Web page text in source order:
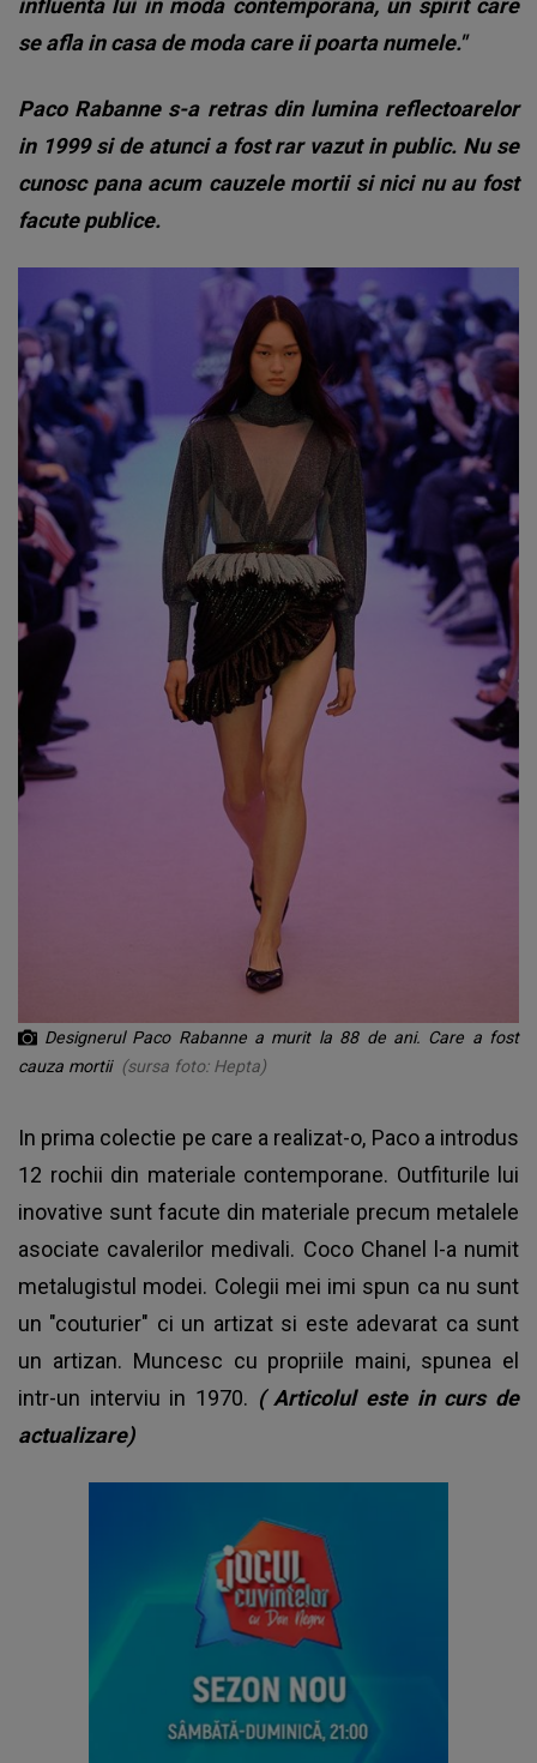
influenta lui in moda contemporana, un spirit care
se afla in casa de moda care ii poarta numele."
Paco Rabanne s-a retras din lumina reflectoarelor
in 1999 si de atunci a fost rar vazut in public. Nu se
cunosc pana acum cauzele mortii si nici nu au fost
facute publice.
Designerul Paco Rabanne a murit la 88 de ani. Care a fost
cauza mortii (sursa foto: Hepta)
In prima colectie pe care a realizat-o, Paco a introdus
12 rochii din materiale contemporane. Outfiturile lui
inovative sunt facute din materiale precum metalele
asociate cavalerilor medivali. Coco Chanel l-a numit
metalugistul modei. Colegii mei imi spun ca nu sunt
un "couturier" ci un artizat si este adevarat ca sunt
un artizan. Muncesc cu propriile maini, spunea el
intr-un interviu in 1970. ( Articolul este in curs de
actualizare)